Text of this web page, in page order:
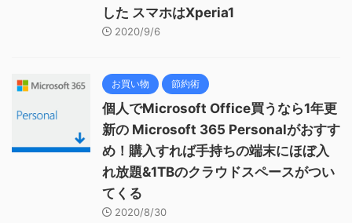
した スマホはXperia1
2020/9/6
お買い物 節約術
個人でMicrosoft Office買うなら1年更
新の Microsoft 365 Personalがおすす
め！購入すれば手持ちの端末にほぼ入
れ放題&1TBのクラウドスペースがつい
てくる
2020/8/30